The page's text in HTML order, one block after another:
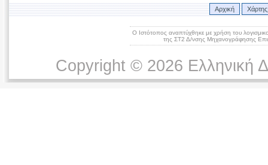
Αρχική
Ο Ιστότοπος αναπτύχθηκε με χρήση του
της ΣΤ2 Δ/νσης Μηχανογράφησης
Copyright © 2026 Ελληνική